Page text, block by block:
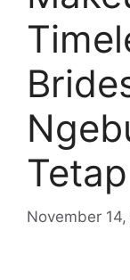
November